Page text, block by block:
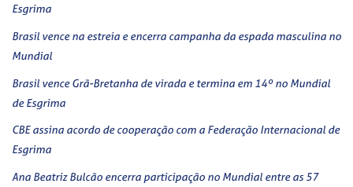
Esgrima
Brasil vence na estreia e encerra campanha da espada masculina no
Mundial
Brasil vence Grã-Bretanha de virada e termina em 14º no Mundial
de Esgrima
CBE assina acordo de cooperação com a Federação Internacional de
Esgrima
Ana Beatriz Bulcão encerra participação no Mundial entre as 57